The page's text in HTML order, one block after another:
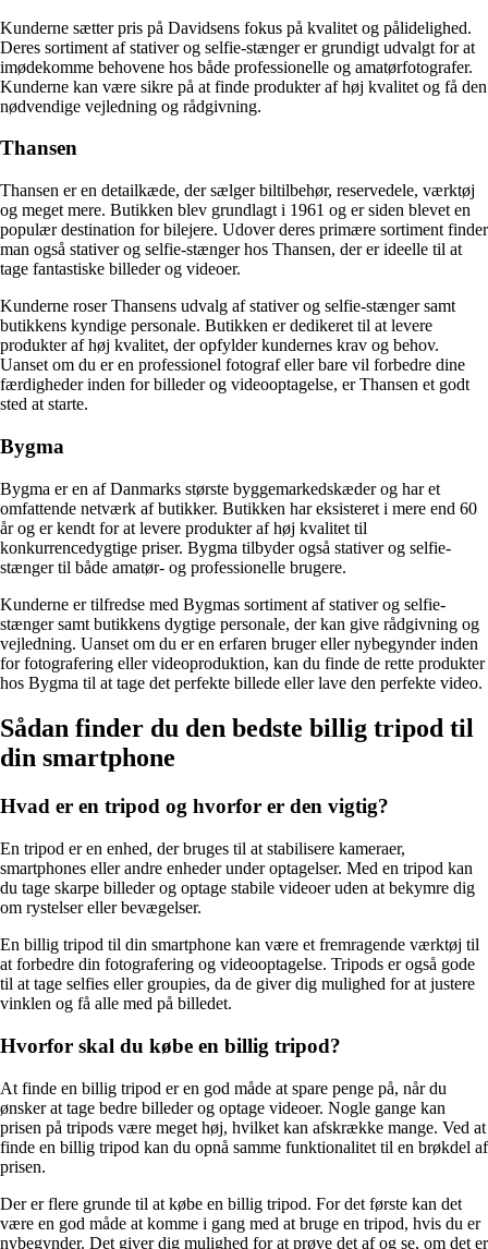
Kunderne sætter pris på Davidsens fokus på kvalitet og pålidelighed.
Deres sortiment af stativer og selfie-stænger er grundigt udvalgt for at
imødekomme behovene hos både professionelle og amatørfotografer.
Kunderne kan være sikre på at finde produkter af høj kvalitet og få den
nødvendige vejledning og rådgivning.
Thansen
Thansen er en detailkæde, der sælger biltilbehør, reservedele, værktøj
og meget mere. Butikken blev grundlagt i 1961 og er siden blevet en
populær destination for bilejere. Udover deres primære sortiment finder
man også stativer og selfie-stænger hos Thansen, der er ideelle til at
tage fantastiske billeder og videoer.
Kunderne roser Thansens udvalg af stativer og selfie-stænger samt
butikkens kyndige personale. Butikken er dedikeret til at levere
produkter af høj kvalitet, der opfylder kundernes krav og behov.
Uanset om du er en professionel fotograf eller bare vil forbedre dine
færdigheder inden for billeder og videooptagelse, er Thansen et godt
sted at starte.
Bygma
Bygma er en af Danmarks største byggemarkedskæder og har et
omfattende netværk af butikker. Butikken har eksisteret i mere end 60
år og er kendt for at levere produkter af høj kvalitet til
konkurrencedygtige priser. Bygma tilbyder også stativer og selfie-
stænger til både amatør- og professionelle brugere.
Kunderne er tilfredse med Bygmas sortiment af stativer og selfie-
stænger samt butikkens dygtige personale, der kan give rådgivning og
vejledning. Uanset om du er en erfaren bruger eller nybegynder inden
for fotografering eller videoproduktion, kan du finde de rette produkter
hos Bygma til at tage det perfekte billede eller lave den perfekte video.
Sådan finder du den bedste billig tripod til
din smartphone
Hvad er en tripod og hvorfor er den vigtig?
En tripod er en enhed, der bruges til at stabilisere kameraer,
smartphones eller andre enheder under optagelser. Med en tripod kan
du tage skarpe billeder og optage stabile videoer uden at bekymre dig
om rystelser eller bevægelser.
En billig tripod til din smartphone kan være et fremragende værktøj til
at forbedre din fotografering og videooptagelse. Tripods er også gode
til at tage selfies eller groupies, da de giver dig mulighed for at justere
vinklen og få alle med på billedet.
Hvorfor skal du købe en billig tripod?
At finde en billig tripod er en god måde at spare penge på, når du
ønsker at tage bedre billeder og optage videoer. Nogle gange kan
prisen på tripods være meget høj, hvilket kan afskrække mange. Ved at
finde en billig tripod kan du opnå samme funktionalitet til en brøkdel af
prisen.
Der er flere grunde til at købe en billig tripod. For det første kan det
være en god måde at komme i gang med at bruge en tripod, hvis du er
nybegynder. Det giver dig mulighed for at prøve det af og se, om det er